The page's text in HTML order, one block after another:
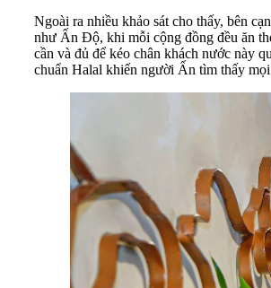
Ngoài ra nhiều khảo sát cho thấy, bên
như Ấn Độ, khi mỗi cộng đồng đều ăn
cần và đủ để kéo chân khách nước này
chuẩn Halal khiến người Ấn tìm thấy